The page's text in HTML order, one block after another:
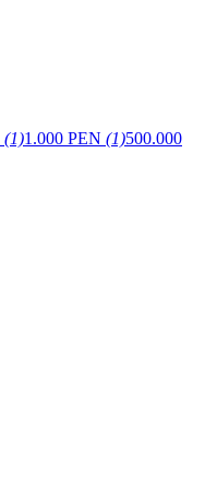
(1)1.000 PEN (1)500.000